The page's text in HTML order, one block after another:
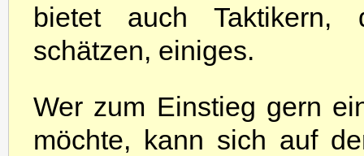
bietet auch Taktikern,
schätzen, einiges.
Wer zum Einstieg gern
möchte, kann sich auf